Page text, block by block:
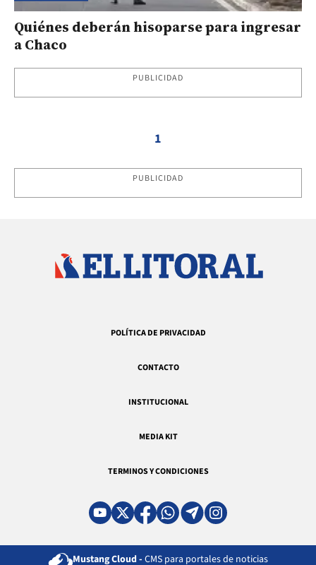
Quiénes deberán hisoparse para ingresar
a Chaco
PUBLICIDAD
1
PUBLICIDAD
POLÍTICA DE PRIVACIDAD
CONTACTO
INSTITUCIONAL
MEDIA KIT
TERMINOS Y CONDICIONES
Mustang Cloud - CMS para portales de noticias